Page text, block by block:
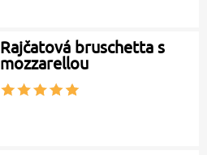
Rajčatová bruschetta s
mozzarellou